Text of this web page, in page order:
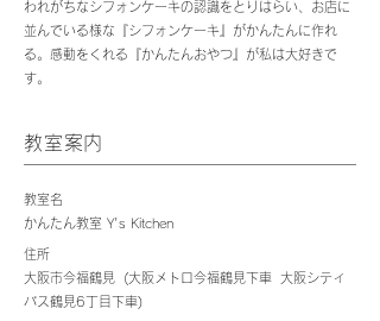
われがちなシフォンケーキの認識をとりはらい、お店に
並んでいる様な『シフォンケーキ』がかんたんに作れ
る。感動をくれる『かんたんおやつ』が私は大好きで
す。
教室案内
教室名
かんたん教室 Y's Kitchen
住所
大阪市今福鶴見 (大阪メトロ今福鶴見下車 大阪シティ
バス鶴見6丁目下車)